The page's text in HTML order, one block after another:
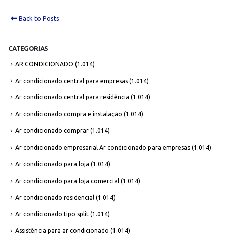
Back to Posts
CATEGORIAS
AR CONDICIONADO (1.014)
Ar condicionado central para empresas (1.014)
Ar condicionado central para residência (1.014)
Ar condicionado compra e instalação (1.014)
Ar condicionado comprar (1.014)
Ar condicionado empresarial Ar condicionado para empresas (1.014)
Ar condicionado para loja (1.014)
Ar condicionado para loja comercial (1.014)
Ar condicionado residencial (1.014)
Ar condicionado tipo split (1.014)
Assistência para ar condicionado (1.014)